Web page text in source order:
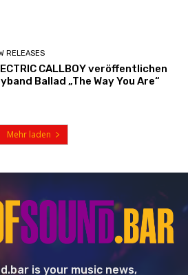
RELEASES
CALLBOY veröffentlichen
Ballad „The Way You Are“
Mehr laden
is your music news,